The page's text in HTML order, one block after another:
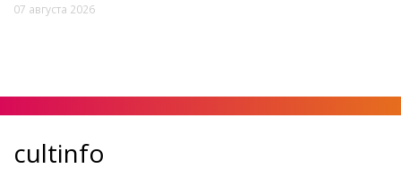
07 августа 2026
cultinfo